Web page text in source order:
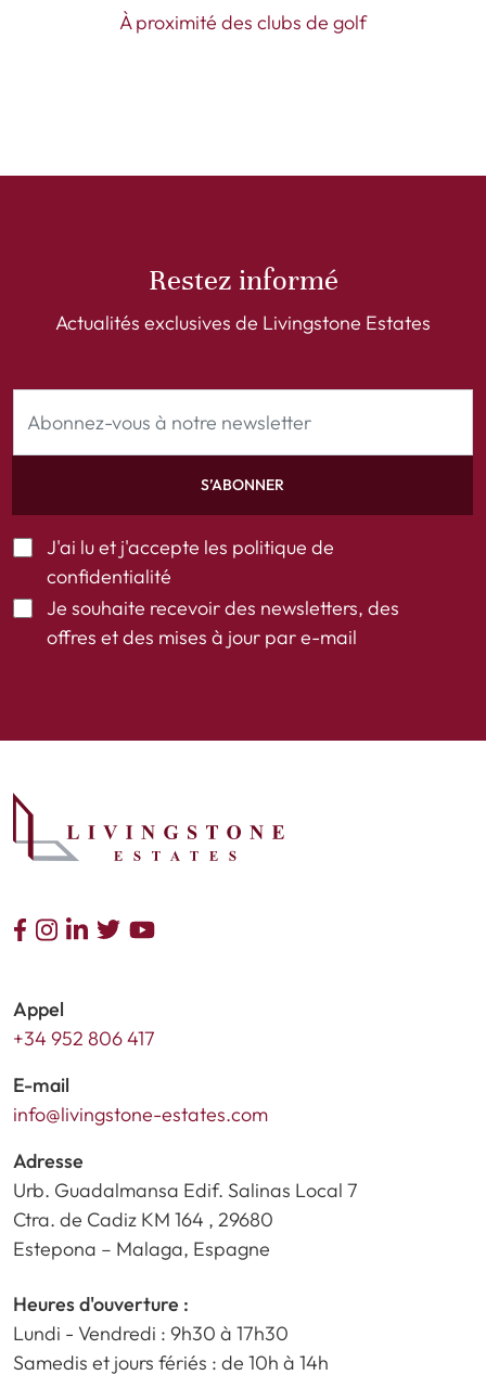
À proximité des clubs de golf
Restez informé
Actualités exclusives de Livingstone Estates
S’ABONNER
J'ai lu et j'accepte les politique de
confidentialité
Je souhaite recevoir des newsletters, des
offres et des mises à jour par e-mail
Appel
+34 952 806 417
E-mail
info@livingstone-estates.com
Adresse
Urb. Guadalmansa Edif. Salinas Local 7
Ctra. de Cadiz KM 164 , 29680
Estepona – Malaga, Espagne
Heures d'ouverture :
Lundi - Vendredi : 9h30 à 17h30
Samedis et jours fériés : de 10h à 14h